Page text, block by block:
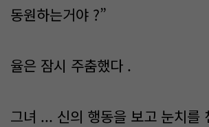
동원하는거야 ?”
율은 잠시 주춤했다 .
그녀 ... 신의 행동을 보고 눈치를